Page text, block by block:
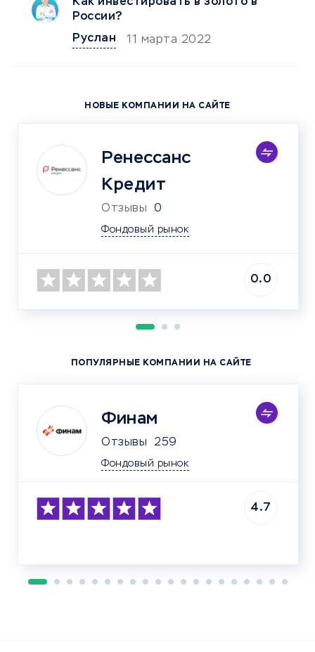
России?
Руслан
11 марта 2022
НОВЫЕ КОМПАНИИ НА САЙТЕ
Ренессанс
Кредит
Отзывы 0
Фондовый рынок
0.0
ПОПУЛЯРНЫЕ КОМПАНИИ НА САЙТЕ
Финам
Отзывы 259
Фондовый рынок
4.7